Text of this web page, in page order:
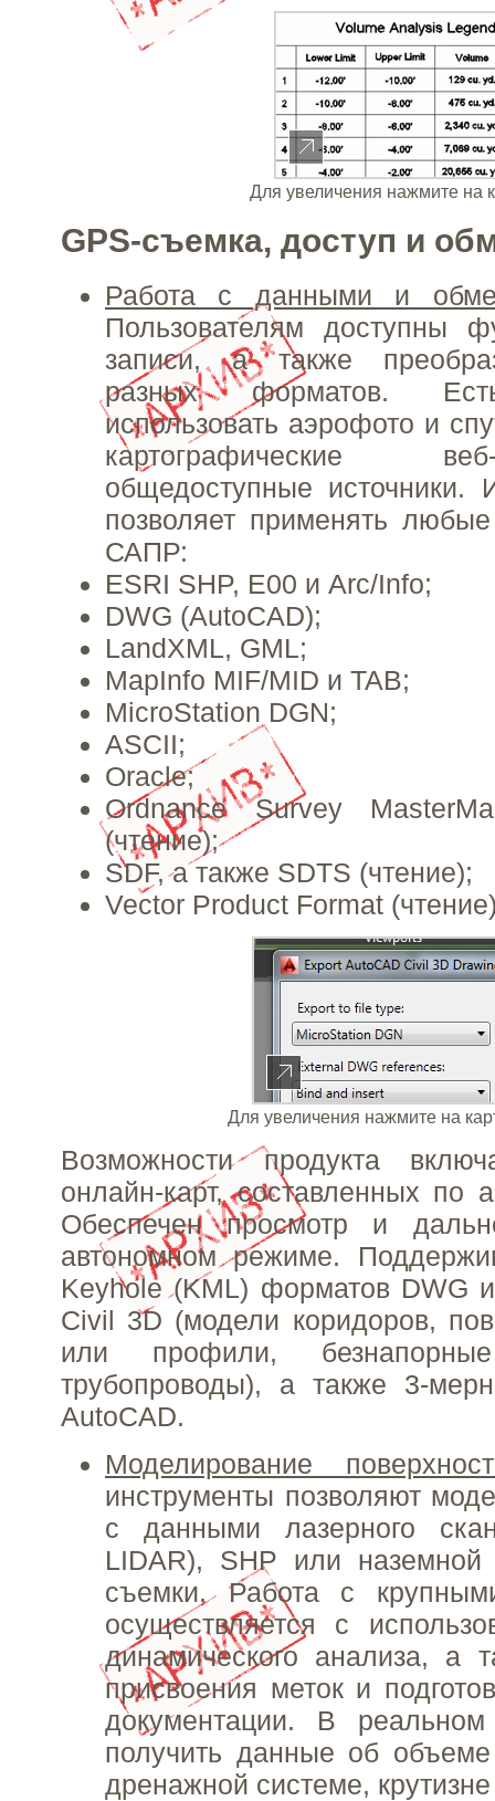
Для увеличения нажмите на
GPS-съемка, доступ и
Работа с данными и
Пользователям доступны
записи, а также
разных форматов.
использовать аэрофото и
картографические
общедоступные источники.
позволяет применять
САПР:
ESRI SHP, E00 и Arc/Info;
DWG (AutoCAD);
LandXML, GML;
MapInfo MIF/MID и TAB;
MicroStation DGN;
ASCII;
Oracle;
Ordnance Survey
(чтение);
SDF, а также SDTS (чтение);
Vector Product Format
Для увеличения нажмите на
Возможности продукта
онлайн-карт, составленных по
Обеспечен просмотр и
автономном режиме.
Keyhole (KML) форматов DWG
Civil 3D (модели коридоров,
или профили,
трубопроводы), а также 3-
AutoCAD.
Моделирование
инструменты позволяют
с данными лазерного
LIDAR), SHP или наземной
съемки. Работа с
осуществляется с
динамического анализа, а
присвоения меток и
документации. В
получить данные об
дренажной системе,